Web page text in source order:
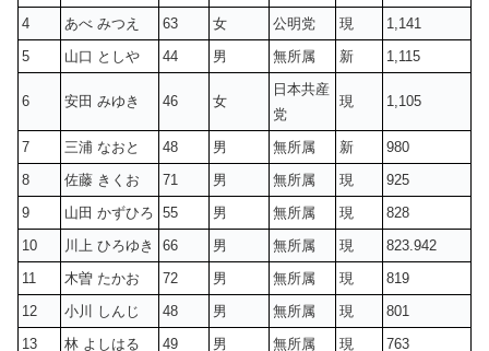
4
あべ みつえ 63 女 公明党 現
1,141
5
山口 としや 44 男 無所属 新 1,115
6 安田 みゆき 46 女
日本共産
党
現 1,105
7 三浦 なおと 48 男 無所属 新
980
8
佐藤 きくお 71 男 無所属 現
925
9
山田 かずひろ 55 男 無所属 現
828
10
川上 ひろゆき 66 男 無所属 現
823.942
11
木曽 たかお 72 男 無所属 現
819
12
小川 しんじ 48 男 無所属 現
801
13
林 よしはる 49 男 無所属 現
763